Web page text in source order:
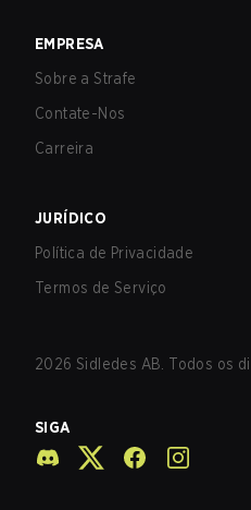
EMPRESA
Sobre a Strafe
Contate-Nos
Carreira
JURÍDICO
Política de Privacidade
Termos de Serviço
2026 Sidledes AB. Todos os
SIGA